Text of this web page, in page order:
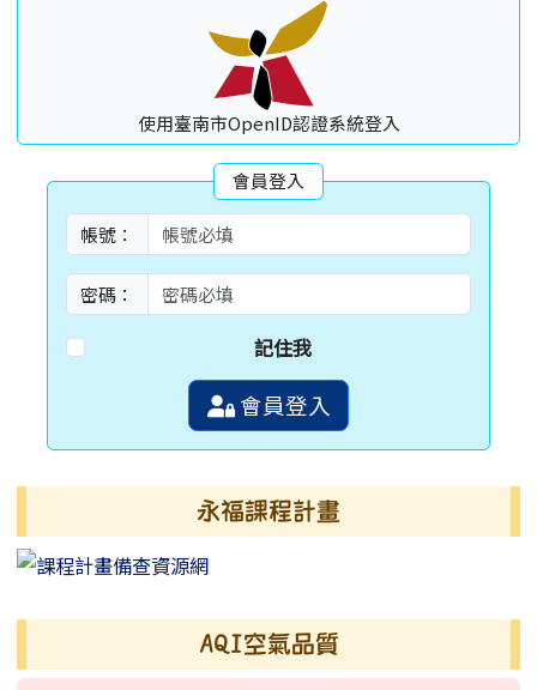
使用臺南市OpenID認證系統登入
會員登入
帳號：
密碼：
記住我
會員登入
永福課程計畫
AQI空氣品質